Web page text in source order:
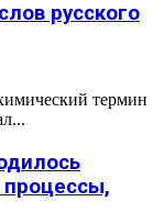
русского
термин